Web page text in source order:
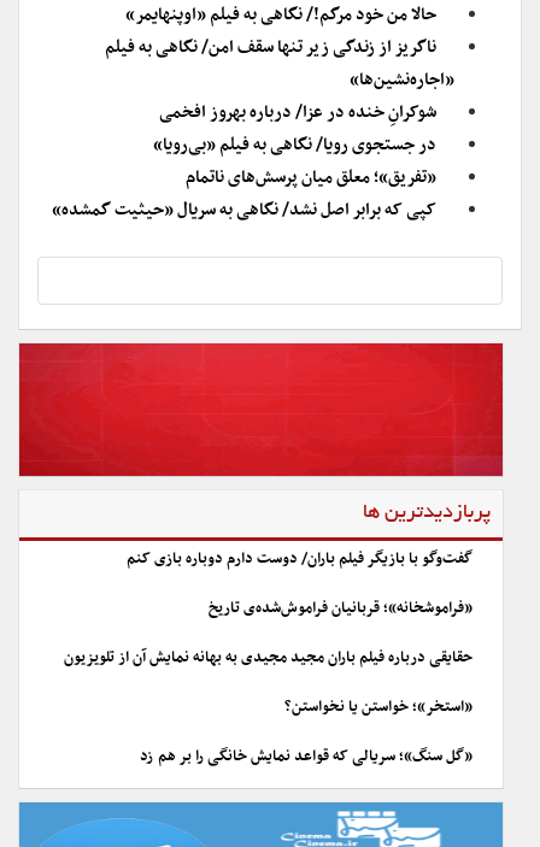
حالا من خود مرگم!/ نگاهی به فیلم «اوپنهایمر»
ناگریز از زندگی زیر تنها سقف امن/ نگاهی به فیلم
«اجاره‌نشین‌ها»
شوکرانِ خنده در عزا/ درباره بهروز افخمی
در جستجوی رویا/ نگاهی به فیلم «بی‌رویا»
«تفریق»؛ معلق میان پرسش‌های ناتمام
کپی که برابر اصل نشد/ نگاهی به سریال «حیثیت گمشده»
پربازدیدترین ها
گفت‌وگو با بازیگر فیلم باران/ دوست دارم دوباره بازی کنم
«فراموشخانه»؛ قربانیان فراموش‌شده‌ی تاریخ
حقایقی درباره فیلم باران مجید مجیدی به بهانه نمایش آن از تلویزیون
«استخر»؛ خواستن یا نخواستن؟
«گل سنگ»؛ سریالی که قواعد نمایش خانگی را بر هم زد